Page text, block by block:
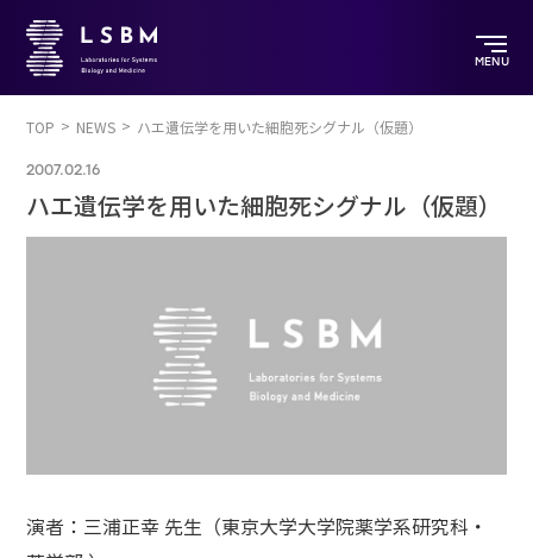
MENU
TOP NEWS ハエ遺伝学を用いた細胞死シグナル（仮題）
2007.02.16
ハエ遺伝学を用いた細胞死シグナル（仮題）
演者：三浦正幸 先生（東京大学大学院薬学系研究科・